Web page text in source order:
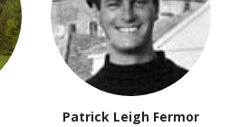
Patrick Leigh Fermor